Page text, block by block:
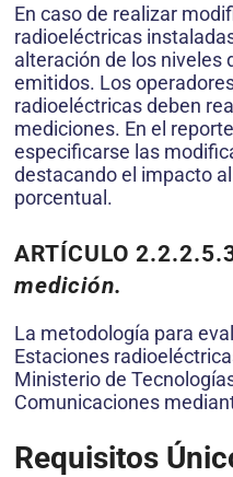
En caso de realizar
radioeléctricas
alteración de los
emitidos. Los
radioeléctricas deben
mediciones. En el
especificarse las
destacando el impacto
porcentual.
ARTÍCULO
medición.
La metodología para
Estaciones
Ministerio de
Comunicaciones
Requisitos